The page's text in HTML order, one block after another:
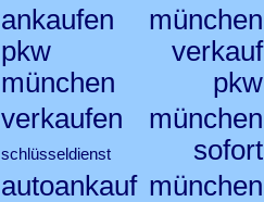
ankaufen münchen
pkw verkauf
münchen
pkw
verkaufen münchen
schlüsseldienst
sofort
autoankauf münchen